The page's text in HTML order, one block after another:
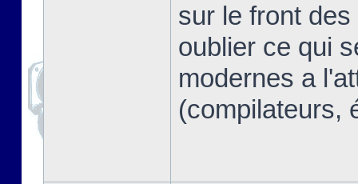
sur le front
oublier ce qui
modernes a
(compilateurs,